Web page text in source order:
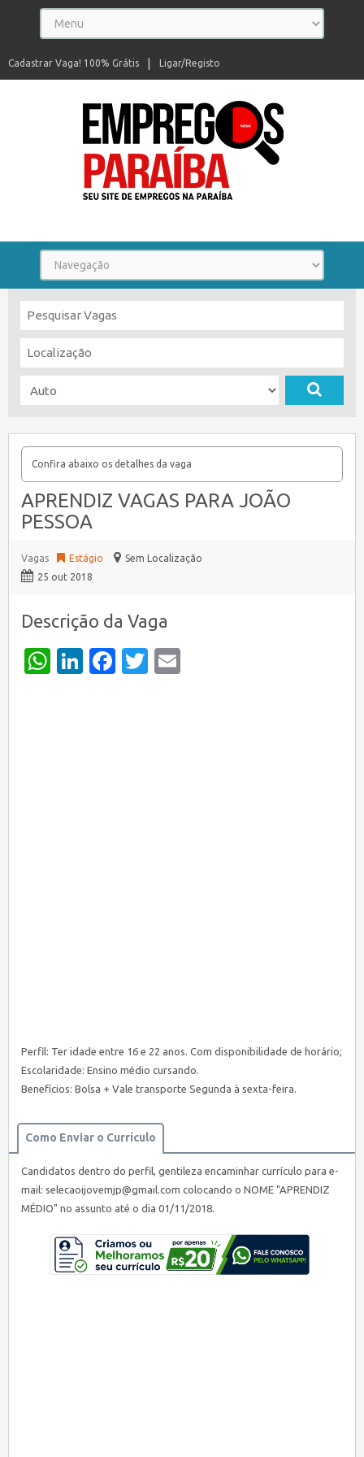
Ligar/Registo
Cadastrar Vaga! 100% Grátis
Confira abaixo os detalhes da vaga
APRENDIZ VAGAS PARA JOÃO
PESSOA
Vagas Estágio
Sem Localização
25 out 2018
Descrição da Vaga
WhatsApp
LinkedIn
Facebook
Twitter
Perfil: Ter idade entre 16 e 22 anos. Com disponibilidade de horário;
Escolaridade: Ensino médio cursando.
Benefícios: Bolsa + Vale transporte Segunda à sexta-feira.
Como Enviar o Currículo
Candidatos dentro do perfil, gentileza encaminhar currículo para e-
mail: selecaoijovemjp@gmail.com colocando o NOME "APRENDIZ
MÉDIO" no assunto até o dia 01/11/2018.